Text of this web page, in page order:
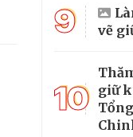
9
vẽ
10 giữ